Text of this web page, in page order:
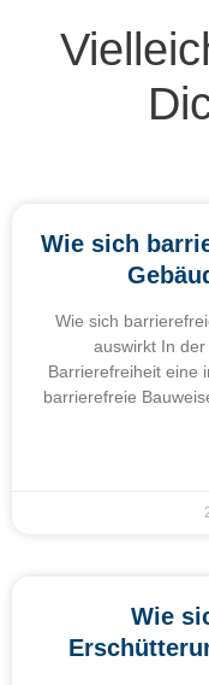
Wie sich
Wie sich
auswirkt In
Barrierefreiheit eine
barrierefreie
Wie